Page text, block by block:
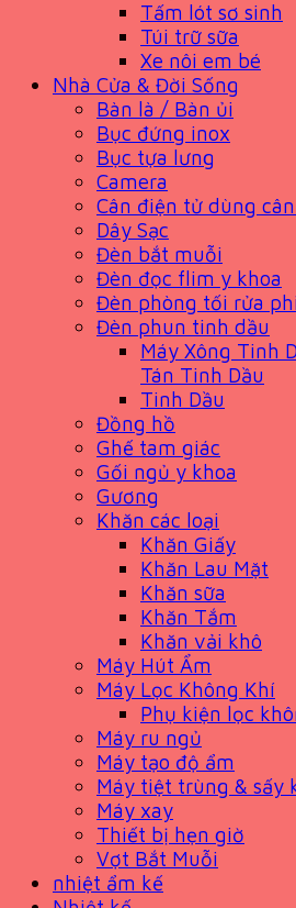
Tấm lót sơ sinh
Túi trữ sữa
Xe nôi em bé
Nhà Cửa & Đời Sống
Bàn là / Bàn ủi
Bục đứng inox
Bục tựa lưng
Camera
Cân điện tử dùng
Dây Sạc
Đèn bắt muỗi
Đèn đọc flim y khoa
Đèn phòng tối rửa
Đèn phun tinh dầu
Máy Xông Tinh
Tán Tinh Dầu
Tinh Dầu
Đồng hồ
Ghế tam giác
Gối ngủ y khoa
Gương
Khăn các loại
Khăn Giấy
Khăn Lau Mặt
Khăn sữa
Khăn Tắm
Khăn vải khô
Máy Hút Ẩm
Máy Lọc Không Khí
Phụ kiện lọc
Máy ru ngủ
Máy tạo độ ẩm
Máy tiệt trùng & sấy
Máy xay
Thiết bị hẹn giờ
Vợt Bắt Muỗi
nhiệt ẩm kế